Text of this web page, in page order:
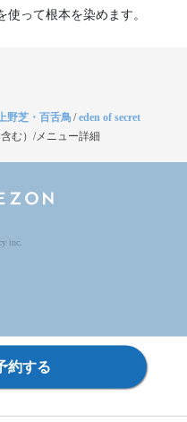
って根本を染めます。
野芝・百舌鳥 /eden of secret
む）/メニュー詳細
inc.
約する